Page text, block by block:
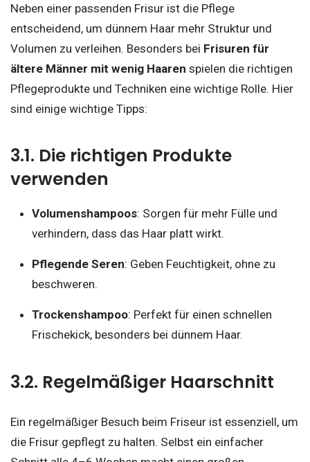
Neben einer passenden Frisur ist die Pflege
entscheidend, um dünnem Haar mehr Struktur und
Volumen zu verleihen. Besonders bei Frisuren für
ältere Männer mit wenig Haaren spielen die richtigen
Pflegeprodukte und Techniken eine wichtige Rolle. Hier
sind einige wichtige Tipps:
3.1. Die richtigen Produkte
verwenden
Volumenshampoos: Sorgen für mehr Fülle und
verhindern, dass das Haar platt wirkt.
Pflegende Seren: Geben Feuchtigkeit, ohne zu
beschweren.
Trockenshampoo: Perfekt für einen schnellen
Frischekick, besonders bei dünnem Haar.
3.2. Regelmäßiger Haarschnitt
Ein regelmäßiger Besuch beim Friseur ist essenziell, um
die Frisur gepflegt zu halten. Selbst ein einfacher